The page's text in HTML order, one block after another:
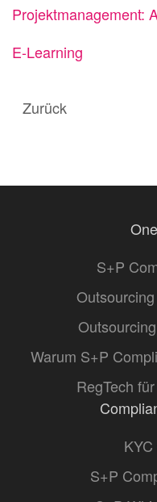
Projektmanagement:
E-Learning
Zurück
S+P
Warum S+P
RegTech
S+P